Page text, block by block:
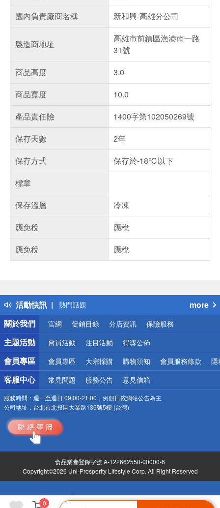
0
國內負責廠商名稱
新和興-高雄分公司
製造商地址
高雄市前鎮區漁港南一路
31號
商品高度
3.0
商品寬度
10.0
產品責任險
1400字第102050269號
保存天數
2年
保存方式
保存於-18℃以下
標章
保存溫層
冷凍
應免稅
應稅
應免稅
應稅
活動快訊
得獎公告
熱門話題
銀行優惠
偏遠地區配送
詐騙網頁！請小心！
more
關於我們
官網 促銷目錄 分店資訊 保險服務
主題活動 會員活動 注目活動 得獎公佈
會員專區 會員專區 大宗採購 購物須知 會員服務條款 隱
客服中心 常見問題 服務公告 意見信箱
服務時間： 週一至週日 09:00-21:00，例假日依網站公告為主
公司地址： 台北市北投區大業路136號5樓 (台灣)
食品業者登錄字號 A-122662550-00000-6
Copyright©2026 Uni-Prosperity Lifestyle Corp. All Right Reserved